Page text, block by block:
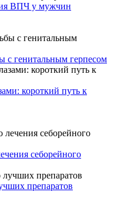
ВПЧ у мужчин
с генитальным герпесом
короткий путь к
себорейного
препаратов